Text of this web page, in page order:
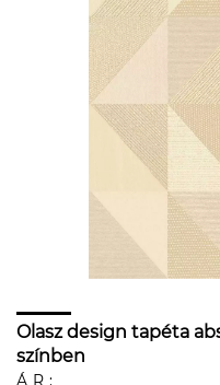
Olasz design tapéta
színben
ÁR: